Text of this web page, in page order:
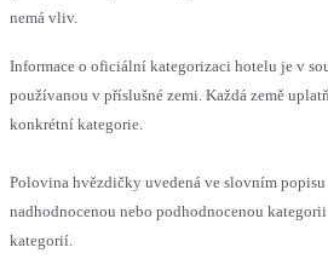
nemá vliv.
Informace o oficiální kategorizaci hotelu je v
používanou v příslušné zemi. Každá země
konkrétní kategorie.
Polovina hvězdičky uvedená ve slovním popisu
nadhodnocenou nebo podhodnocenou
kategorií.